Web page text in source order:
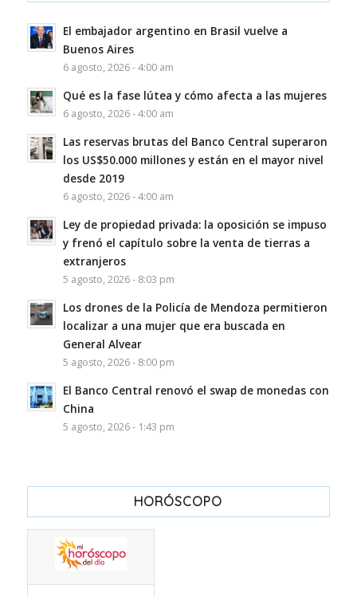
El embajador argentino en Brasil vuelve a
Buenos Aires
6 agosto, 2026 - 4:00 am
Qué es la fase lútea y cómo afecta a las mujeres
6 agosto, 2026 - 4:00 am
Las reservas brutas del Banco Central superaron
los US$50.000 millones y están en el mayor nivel
desde 2019
6 agosto, 2026 - 4:00 am
Ley de propiedad privada: la oposición se impuso
y frenó el capítulo sobre la venta de tierras a
extranjeros
5 agosto, 2026 - 8:03 pm
Los drones de la Policía de Mendoza permitieron
localizar a una mujer que era buscada en
General Alvear
5 agosto, 2026 - 8:00 pm
El Banco Central renovó el swap de monedas con
China
5 agosto, 2026 - 1:43 pm
HORÓSCOPO